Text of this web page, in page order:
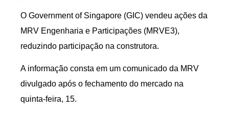
O Government of Singapore (GIC) vendeu ações da
MRV Engenharia e Participações (MRVE3),
reduzindo participação na construtora.
A informação consta em um comunicado da MRV
divulgado após o fechamento do mercado na
quinta-feira, 15.